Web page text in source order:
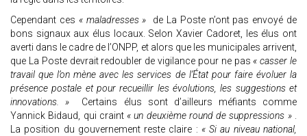
Cependant ces « maladresses »
de La Poste n’ont pas envoyé de
bons signaux aux élus locaux. Selon Xavier Cadoret, les élus ont
averti dans le cadre de l’ONPP, et alors que les municipales arrivent,
que La Poste devrait redoubler de vigilance pour ne pas « casser le
travail que l’on mène avec les services de l’État pour faire évoluer la
présence postale et pour recueillir les évolutions, les suggestions et
innovations. »
Certains élus sont d’ailleurs méfiants comme
Yannick Bidaud, qui craint « un deuxième round de suppressions » .
La position du gouvernement reste claire : « Si au niveau national,